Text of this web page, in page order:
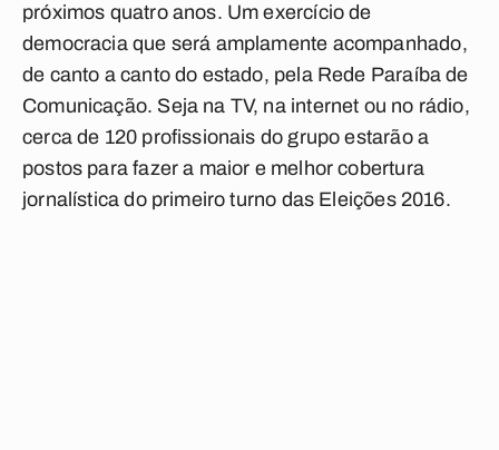
próximos quatro anos. Um exercício de
democracia que será amplamente acompanhado,
de canto a canto do estado, pela Rede Paraíba de
Comunicação. Seja na TV, na internet ou no rádio,
cerca de 120 profissionais do grupo estarão a
postos para fazer a maior e melhor cobertura
jornalística do primeiro turno das Eleições 2016.